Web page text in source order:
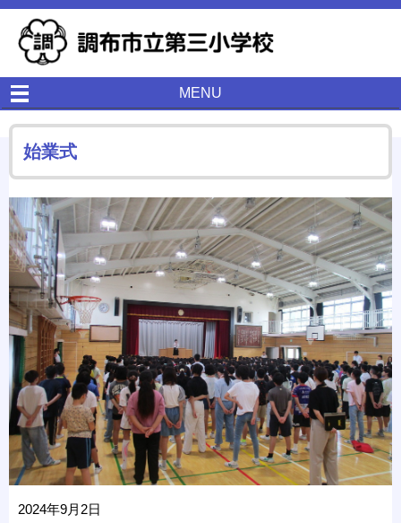
MENU
始業式
2024年9月2日